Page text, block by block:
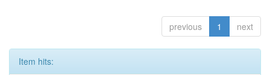
previous 1 next
Item hits: